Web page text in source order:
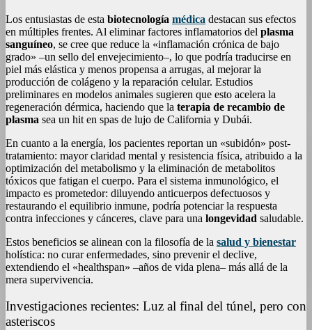
Los entusiastas de esta biotecnología médica destacan sus efectos
en múltiples frentes. Al eliminar factores inflamatorios del plasma
sanguíneo, se cree que reduce la «inflamación crónica de bajo
grado» –un sello del envejecimiento–, lo que podría traducirse en
piel más elástica y menos propensa a arrugas, al mejorar la
producción de colágeno y la reparación celular. Estudios
preliminares en modelos animales sugieren que esto acelera la
regeneración dérmica, haciendo que la terapia de recambio de
plasma sea un hit en spas de lujo de California y Dubái.
En cuanto a la energía, los pacientes reportan un «subidón» post-
tratamiento: mayor claridad mental y resistencia física, atribuido a la
optimización del metabolismo y la eliminación de metabolitos
tóxicos que fatigan el cuerpo. Para el sistema inmunológico, el
impacto es prometedor: diluyendo anticuerpos defectuosos y
restaurando el equilibrio inmune, podría potenciar la respuesta
contra infecciones y cánceres, clave para una longevidad saludable.
Estos beneficios se alinean con la filosofía de la salud y bienestar
holística: no curar enfermedades, sino prevenir el declive,
extendiendo el «healthspan» –años de vida plena– más allá de la
mera supervivencia.
Investigaciones recientes: Luz al final del túnel, pero con
asteriscos